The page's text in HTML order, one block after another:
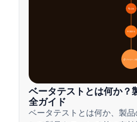
🔍 定義
🎯 重要性
📋 プロセスと種
ベータテストとは何か？
全ガイド
ベータテストとは何か、製